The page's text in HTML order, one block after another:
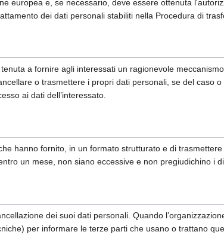
europea e, se necessario, deve essere ottenuta
dei dati personali stabiliti nella Procedura di
a fornire agli interessati un ragionevole
o trasmettere i propri dati personali, se del caso
ai dati dell’interessato.
hanno fornito, in un formato strutturato e di
un mese, non siano eccessive e non pregiudichino i
dei suoi dati personali. Quando
per informare le terze parti che usano o trattano